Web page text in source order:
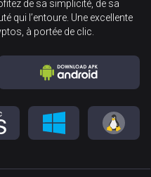
de sa simplicité, de sa
qui l’entoure. Une excellente
à portée de clic.